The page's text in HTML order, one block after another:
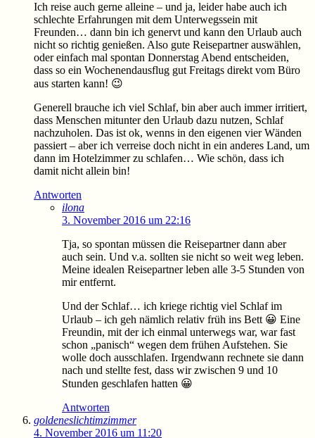
Ich reise auch gerne alleine – und ja, leider habe auch ich
schlechte Erfahrungen mit dem Unterwegssein mit
Freunden… dann bin ich genervt und kann den Urlaub auch
nicht so richtig genießen. Also gute Reisepartner auswählen,
oder einfach mal spontan Donnerstag Abend entscheiden,
dass so ein Wochenendausflug gut Freitags direkt vom Büro
aus starten kann! 😉
Generell brauche ich viel Schlaf, bin aber auch immer irritiert,
dass Menschen mitunter den Urlaub dazu nutzen, Schlaf
nachzuholen. Das ist ok, wenns in den eigenen vier Wänden
passiert – aber ich verreise doch nicht in ein anderes Land, um
dann im Hotelzimmer zu schlafen… Wie schön, dass ich
damit nicht allein bin!
Antworten
ilona
3. November 2016 um 22:16
Tja, so spontan müssen die Reisepartner dann aber
auch sein. Und v.a. sollten sie nicht so weit weg leben.
Meine idealen Reisepartner leben alle 3-5 Stunden von
mir entfernt.
Und der Schlaf… ich kriege richtig viel Schlaf im
Urlaub – ich geh nämlich relativ früh ins Bett 😀 Eine
Freundin, mit der ich einmal unterwegs war, war fast
schon „panisch“ wegen dem frühen Aufstehen. Sie
wolle doch ausschlafen. Irgendwann rechnete sie dann
nach und stellte fest, dass wir zwischen 9 und 10
Stunden geschlafen hatten 😀
Antworten
goldeneslichtimzimmer
4. November 2016 um 11:20